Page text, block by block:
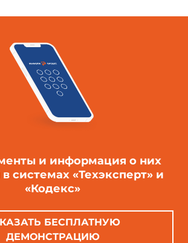
и информация о них
системах «Техэксперт» и
«Кодекс»
БЕСПЛАТНУЮ
ДЕМОНСТРАЦИЮ